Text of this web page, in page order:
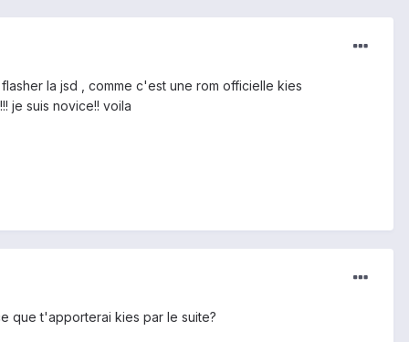
la jsd , comme c'est une rom officielle kies
je suis novice!! voila
que t'apporterai kies par le suite?